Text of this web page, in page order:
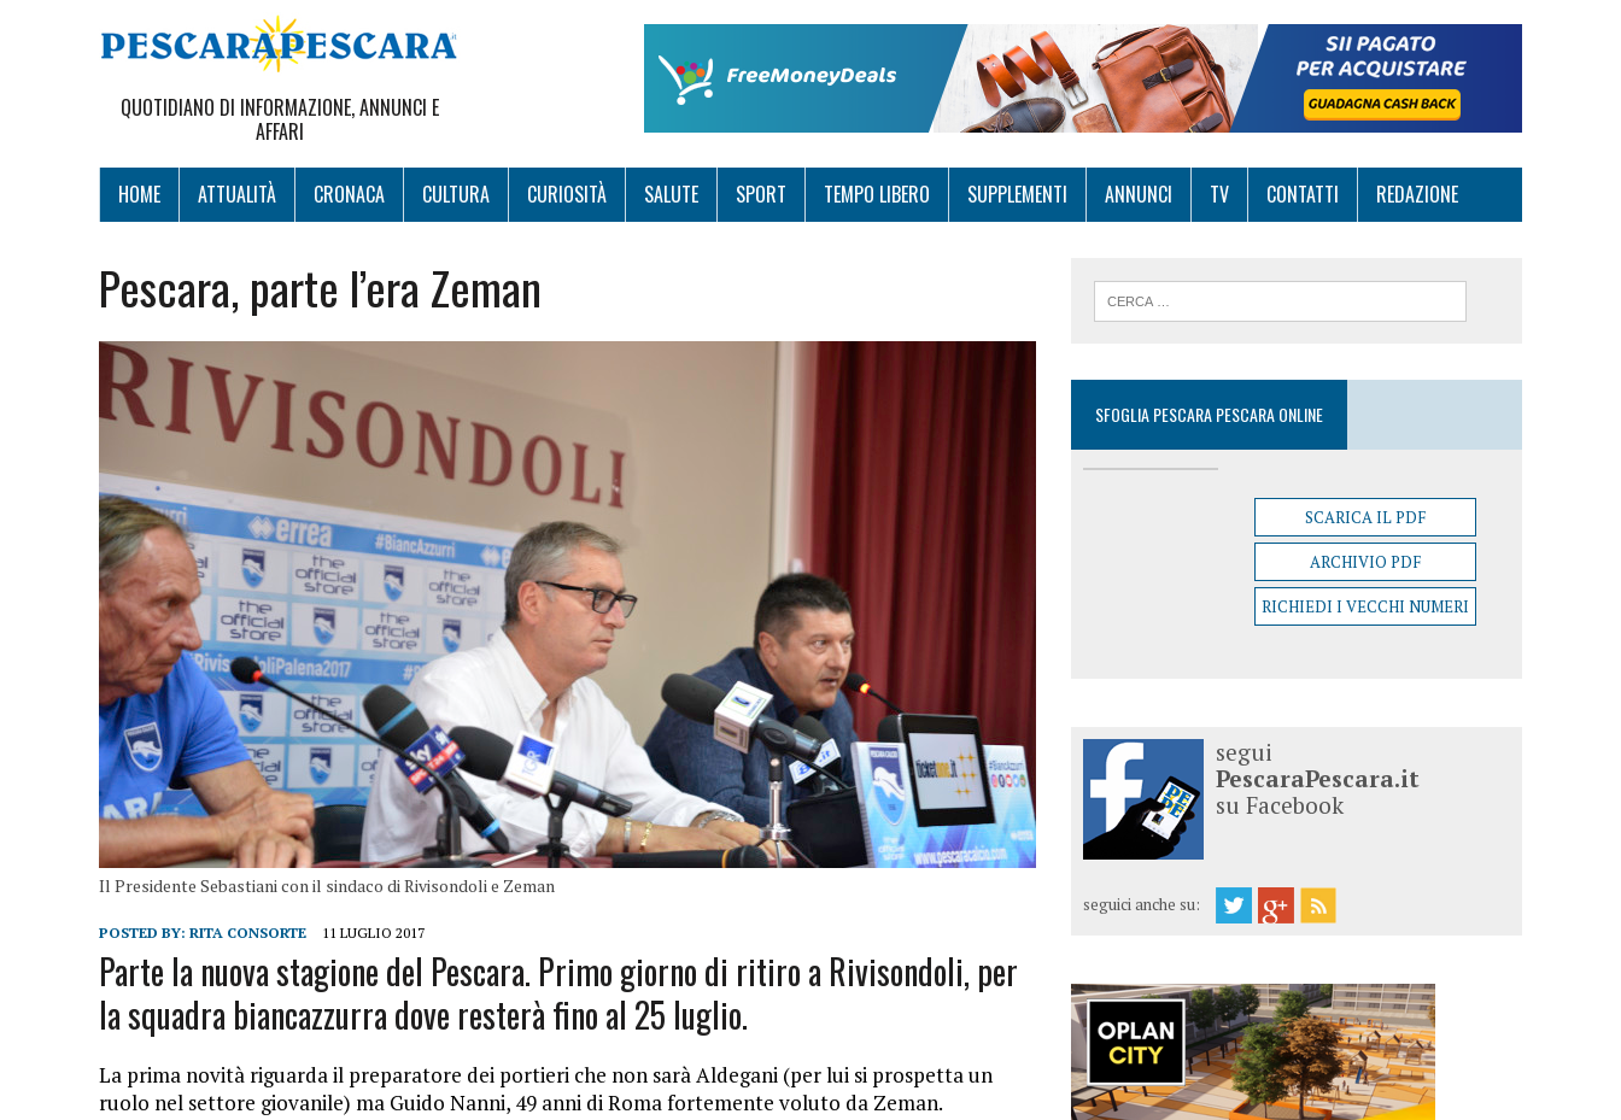
QUOTIDIANO DI INFORMAZIONE, ANNUNCI E
AFFARI
HOME ATTUALITÀ CRONACA CULTURA CURIOSITÀ SALUTE SPORT TEMPO LIBERO SUPPLEMENTI ANNUNCI TV CONTATTI REDAZIONE
Pescara, parte l’era Zeman
Il Presidente Sebastiani con il sindaco di Rivisondoli e Zeman
POSTED BY: RITA CONSORTE 11 LUGLIO 2017
Parte la nuova stagione del Pescara. Primo giorno di ritiro a Rivisondoli, per
la squadra biancazzurra dove resterà fino al 25 luglio.
La prima novità riguarda il preparatore dei portieri che non sarà Aldegani (per lui si prospetta un
ruolo nel settore giovanile) ma Guido Nanni, 49 anni di Roma fortemente voluto da Zeman.
SFOGLIA PESCARA PESCARA ONLINE
SCARICA IL PDF
ARCHIVIO PDF
RICHIEDI I VECCHI NUMERI
segui
PescaraPescara.it
su Facebook
seguici anche su: